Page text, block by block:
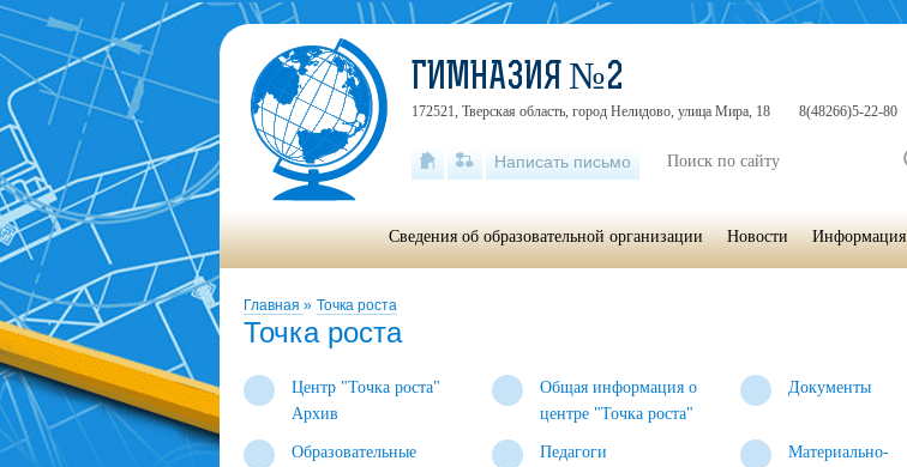
Главная » Точка роста
Точка роста
Центр "Точка роста"
Архив
Общая информация о
центре "Точка роста"
Документы
Образовательные
Педагоги
Материально-
ГИМНАЗИЯ №2
172521, Тверская область, город Нелидово, улица Мира, 18 8(48266)5-22-80
Написать письмо
Сведения об образовательной организации Новости Информация